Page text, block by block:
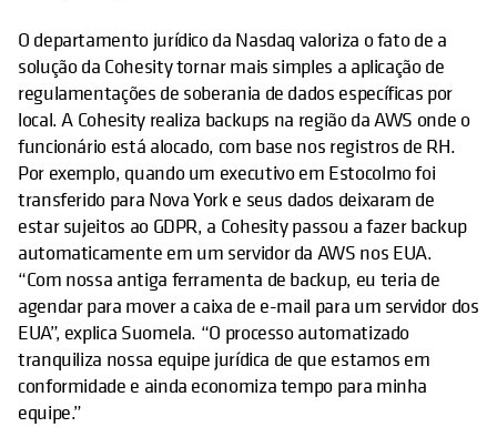
O departamento jurídico da Nasdaq valoriza o fato de a
solução da Cohesity tornar mais simples a aplicação de
regulamentações de soberania de dados específicas por
local. A Cohesity realiza backups na região da AWS onde o
funcionário está alocado, com base nos registros de RH.
Por exemplo, quando um executivo em Estocolmo foi
transferido para Nova York e seus dados deixaram de
estar sujeitos ao GDPR, a Cohesity passou a fazer backup
automaticamente em um servidor da AWS nos EUA.
“Com nossa antiga ferramenta de backup, eu teria de
agendar para mover a caixa de e-mail para um servidor dos
EUA”, explica Suomela. “O processo automatizado
tranquiliza nossa equipe jurídica de que estamos em
conformidade e ainda economiza tempo para minha
equipe.”